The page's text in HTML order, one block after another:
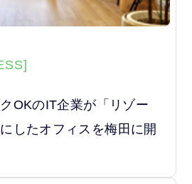
OKのIT企業が「リゾー
したオフィスを梅田に開